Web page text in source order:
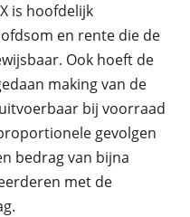
is hoofdelijk
en rente die de
Ook hoeft de
making van de
bij voorraad
gevolgen
bedrag van bijna
met de